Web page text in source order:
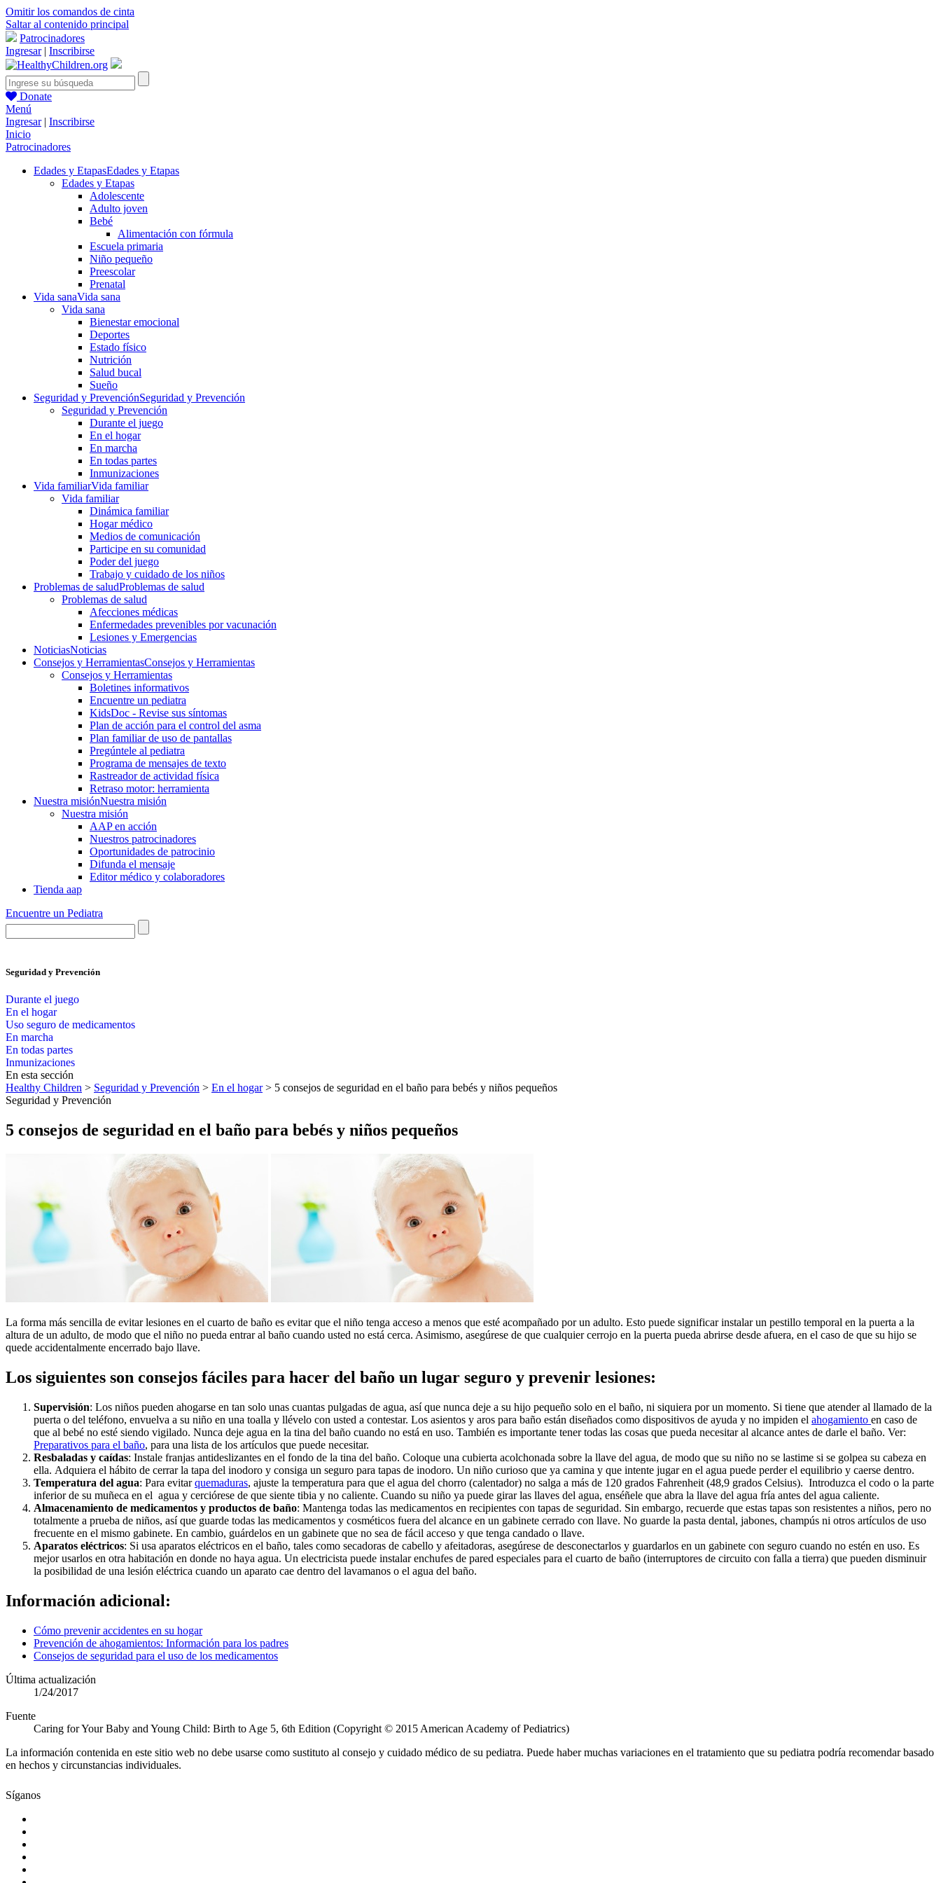
Omitir los comandos de cinta
Saltar al contenido principal
Patrocinadores
Ingresar| Inscribirse
Donate
Menú
Ingresar| Inscribirse
Inicio
Patrocinadores
Edades y EtapasEdades y Etapas
Edades y Etapas
Adolescente
Adulto joven
Bebé
Alimentación con fórmula
Escuela primaria
Niño pequeño
Preescolar
Prenatal
Vida sanaVida sana
Vida sana
Bienestar emocional
Deportes
Estado físico
Nutrición
Salud bucal
Sueño
Seguridad y PrevenciónSeguridad y Prevención
Seguridad y Prevención
Durante el juego
En el hogar
En marcha
En todas partes
Inmunizaciones
Vida familiarVida familiar
Vida familiar
Dinámica familiar
Hogar médico
Medios de comunicación
Participe en su comunidad
Poder del juego
Trabajo y cuidado de los niños
Problemas de saludProblemas de salud
Problemas de salud
Afecciones médicas
Enfermedades prevenibles por vacunación
Lesiones y Emergencias
NoticiasNoticias
Consejos y HerramientasConsejos y Herramientas
Consejos y Herramientas
Boletines informativos
Encuentre un pediatra
KidsDoc - Revise sus síntomas
Plan de acción para el control del asma
Plan familiar de uso de pantallas
Pregúntele al pediatra
Programa de mensajes de texto
Rastre​​ador de activida​d física
Retraso motor: herramienta
Nuestra misiónNuestra misión
Nuestra misión
AAP en acción
Nuestros patrocinadores
Oportunidades de patrocinio
Difunda el mensaje
Editor médico y colaboradores
Tienda aap
Encuentre un Pediatra
Seguridad y Prevención
Durante el juego
En el hogar
Uso seguro de medicamentos
En marcha
En todas partes
Inmunizaciones
En esta sección
Healthy Children > Seguridad y Prevención > En el hogar> 5 consejos de seguridad en el baño para bebés y niños pequeños
Seguridad y Prevención
5 consejos de seguridad en el baño para bebés y niños pequeños
La forma más sencilla de evitar lesiones en el cuarto de baño es evitar que el niño tenga acceso a menos que esté acompañado por un adulto. Esto puede significar instalar un pestillo temporal en la puerta a la
altura de un adulto, de modo que el niño no pueda entrar al baño cuando usted no está cerca. Asimismo, asegúrese de que cualquier cerrojo en la puerta pueda abrirse desde afuera, en el caso de que su hijo se
quede accidentalmente encerrado bajo llave.
Los siguientes son consejos fáciles para hacer del baño un lugar seguro y prevenir lesiones:
Supervisión: Los niños pueden ahogarse en tan solo unas cuantas pulgadas de agua, así que nunca deje a su hijo pequeño solo en el baño, ni siquiera por un momento. Si tiene que atender al llamado de la
puerta o del teléfono, envuelva a su niño en una toalla y llévelo con usted a contestar. Los asientos y aros para baño están diseñados como dispositivos de ayuda y no impiden el ahogamiento en caso de
que al bebé no esté siendo vigilado. Nunca deje agua en la tina del baño cuando no está en uso. También es importante tener todas las cosas que pueda necesitar al alcance antes de darle el baño. Ver:
Preparativos para el baño, para una lista de los artículos que puede necesitar.
Resbaladas y caídas: Instale franjas antideslizantes en el fondo de la tina del baño. Coloque una cubierta acolchonada sobre la llave del agua, de modo que su niño no se lastime si se golpea su cabeza en
ella. Adquiera el hábito de cerrar la tapa del inodoro y consiga un seguro para tapas de inodoro. Un niño curioso que ya camina y que intente jugar en el agua puede perder el equilibrio y caerse dentro.
Temperatura del agua: Para evitarquemaduras, ajuste la temperatura para que el agua del chorro (calentador) no salga a más de 120 grados Fahrenheit (48,9 grados Celsius). Introduzca el codo o la parte
inferior de su muñeca en el agua y cerciórese de que siente tibia y no caliente. Cuando su niño ya puede girar las llaves del agua, enséñele que abra la llave del agua fría antes del agua caliente.
Almacenamiento de medicamentos y productos de baño: Mantenga todas las medicamentos en recipientes con tapas de seguridad. Sin embargo, recuerde que estas tapas son resistentes a niños, pero no
totalmente a prueba de niños, así que guarde todas las medicamentos y cosméticos fuera del alcance en un gabinete cerrado con llave. No guarde la pasta dental, jabones, champús ni otros artículos de uso
frecuente en el mismo gabinete. En cambio, guárdelos en un gabinete que no sea de fácil acceso y que tenga candado o llave.
Aparatos eléctricos: Si usa aparatos eléctricos en el baño, tales como secadoras de cabello y afeitadoras, asegúrese de desconectarlos y guardarlos en un gabinete con seguro cuando no estén en uso. Es
mejor usarlos en otra habitación en donde no haya agua. Un electricista puede instalar enchufes de pared especiales para el cuarto de baño (interruptores de circuito con falla a tierra) que pueden disminuir
la posibilidad de una lesión eléctrica cuando un aparato cae dentro del lavamanos o el agua del baño.
Información adicional:
Cómo prevenir accidentes en su hogar
Prevención de ahogamientos: Información para los padres
Consejos de seguridad para el uso de los medicamentos
Última actualización
1/24/2017
Fuente
Caring for Your Baby and Young Child: Birth to Age 5, 6th Edition (Copyright © 2015 American Academy of Pediatrics)
La información contenida en este sitio web no debe usarse como sustituto al consejo y cuidado médico de su pediatra. Puede haber muchas variaciones en el tratamiento que su pediatra podría recomendar basado
en hechos y circunstancias individuales.
Síganos